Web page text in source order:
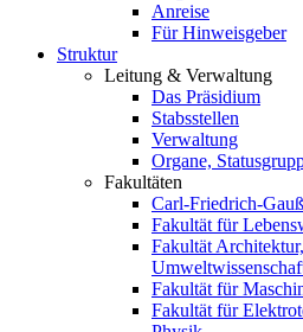
Anreise
Für Hinweisgeber
Struktur
Leitung & Verwaltung
Das Präsidium
Stabsstellen
Verwaltung
Organe,
Fakultäten
Carl-Friedrich-
Fakultät für
Fakultät
Fakultät für
Fakultät für